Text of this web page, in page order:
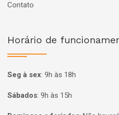
Contato
Horário de
Seg à sex: 9h às 18h
Sábados: 9h às 15h